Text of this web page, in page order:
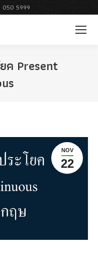
050 5999
ค Present
NOV
22